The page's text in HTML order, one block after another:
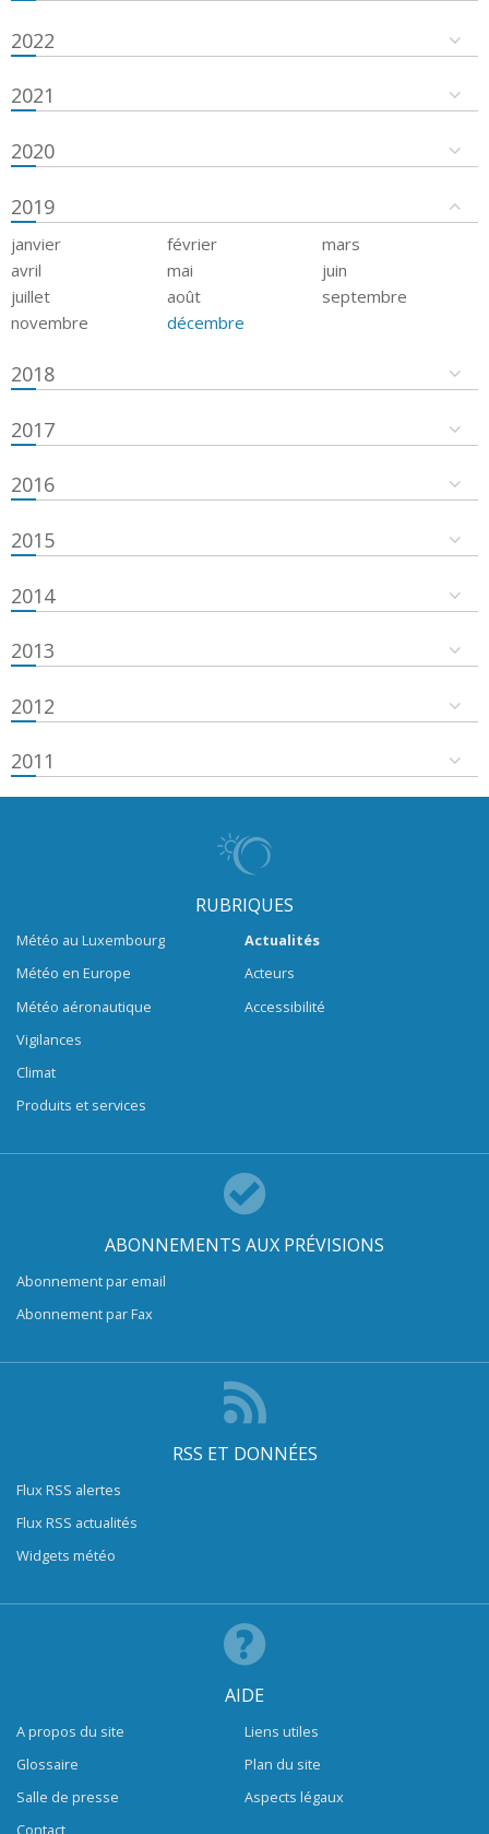
2022
2021
2020
2019
janvier février
mars
avril
mai
juin
juillet
août
septembre
novembre
décembre
2018
2017
2016
2015
2014
2013
2012
2011
RUBRIQUES
Météo au Luxembourg
Météo en Europe
Météo aéronautique
Vigilances
Climat
Produits et services
Actualités
Acteurs
Accessibilité
ABONNEMENTS AUX PRÉVISIONS
Abonnement par email
Abonnement par Fax
RSS ET DONNÉES
Flux RSS alertes
Flux RSS actualités
Widgets météo
AIDE
A propos du site
Glossaire
Salle de presse
Contact
Liens utiles
Plan du site
Aspects légaux